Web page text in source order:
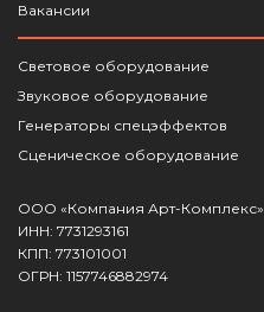
Вакансии
Световое оборудование
Звуковое оборудование
Генераторы спецэффектов
Сценическое оборудование
ООО «Компания Арт-Комплекс»
ИНН: 7731293161
КПП: 773101001
ОГРН: 1157746882974